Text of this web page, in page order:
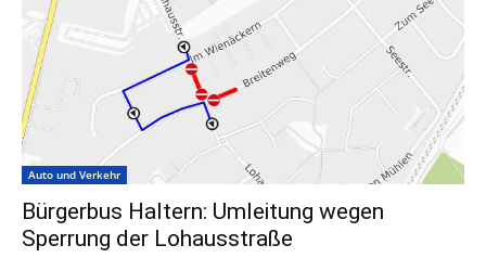
Auto und Verkehr
Bürgerbus Haltern: Umleitung wegen
Sperrung der Lohausstraße